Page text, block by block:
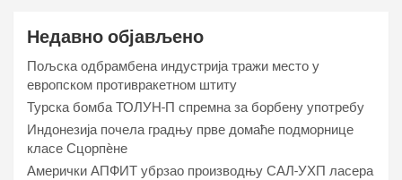
Недавно објављено
Пољска одбрамбена индустрија тражи место у
европском противракетном штиту
Турска бомба ТОЛУН-П спремна за борбену употребу
Индонезија почела градњу прве домаће подморнице
класе Сцорпèне
Амерички АПФИТ убрзао производњу САЛ-УХП ласера